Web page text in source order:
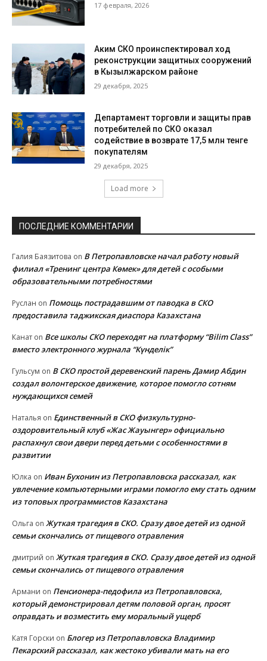
17 февраля, 2026
Аким СКО проинспектировал ход
реконструкции защитных сооружений
в Кызылжарском районе
29 декабря, 2025
Департамент торговли и защиты прав
потребителей по СКО оказал
содействие в возврате 17,5 млн тенге
покупателям
29 декабря, 2025
Load more
ПОСЛЕДНИЕ КОММЕНТАРИИ
Галия Баязитова on В Петропавловске начал работу новый
филиал «Тренинг центра Көмек» для детей с особыми
образовательными потребностями
Руслан on Помощь пострадавшим от паводка в СКО
предоставила таджикская диаспора Казахстана
Канат on Все школы СКО переходят на платформу “Bilim Class”
вместо электронного журнала “Күнделік”
Гульсум on В СКО простой деревенский парень Дамир Абдин
создал волонтерское движение, которое помогло сотням
нуждающихся семей
Наталья on Единственный в СКО физкультурно-
оздоровительный клуб «Жас Жауынгер» официально
распахнул свои двери перед детьми с особенностями в
развитии
Юлка on Иван Бухонин из Петропавловска рассказал, как
увлечение компьютерными играми помогло ему стать одним
из топовых программистов Казахстана
Ольга on Жуткая трагедия в СКО. Сразу двое детей из одной
семьи скончались от пищевого отравления
дмитрий on Жуткая трагедия в СКО. Сразу двое детей из одной
семьи скончались от пищевого отравления
Армани on Пенсионера-педофила из Петропавловска,
который демонстрировал детям половой орган, просят
оправдать и возместить ему моральный ущерб
Катя Горски on Блогер из Петропавловска Владимир
Пекарский рассказал, как жестоко убивали мать на его